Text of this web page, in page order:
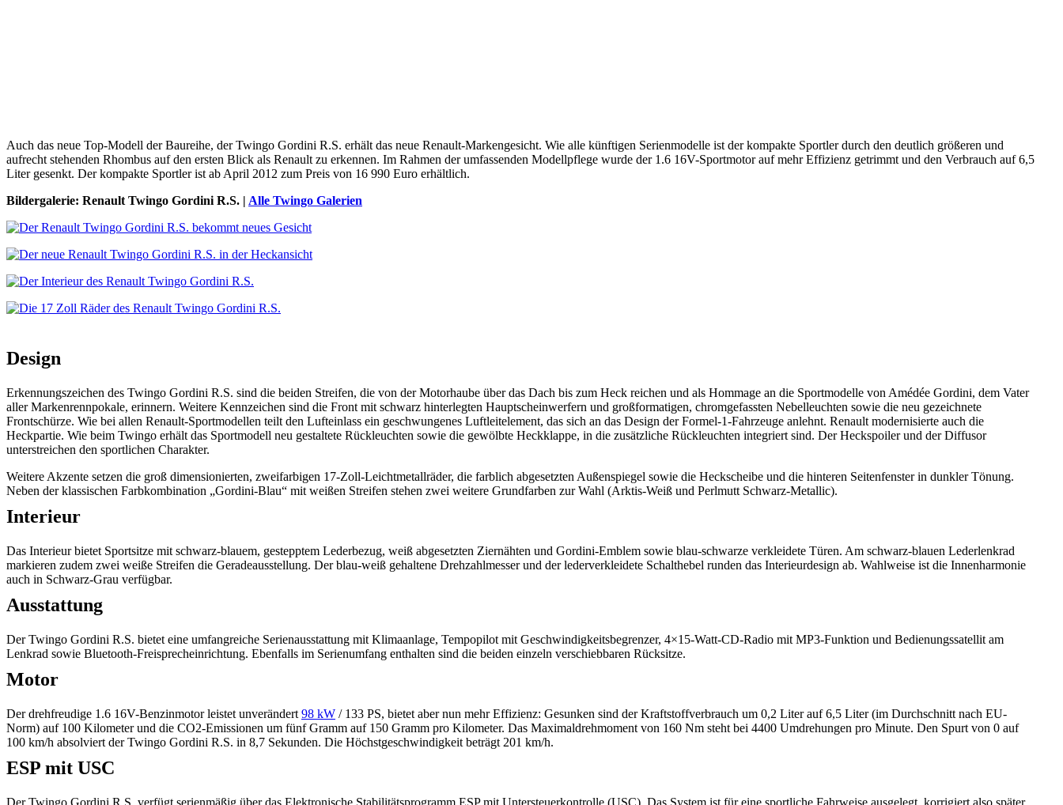
Auch das neue Top-Modell der Baureihe, der Twingo Gordini R.S. erhält das neue Renault-Markengesicht. Wie alle künftigen Serienmodelle ist der kompakte Sportler durch den deutlich größeren und
aufrecht stehenden Rhombus auf den ersten Blick als Renault zu erkennen. Im Rahmen der umfassenden Modellpflege wurde der 1.6 16V-Sportmotor auf mehr Effizienz getrimmt und den Verbrauch auf 6,5
Liter gesenkt. Der kompakte Sportler ist ab April 2012 zum Preis von 16 990 Euro erhältlich.
Bildergalerie: Renault Twingo Gordini R.S. | Alle Twingo Galerien
Design
Erkennungszeichen des Twingo Gordini R.S. sind die beiden Streifen, die von der Motorhaube über das Dach bis zum Heck reichen und als Hommage an die Sportmodelle von Amédée Gordini, dem Vater
aller Markenrennpokale, erinnern. Weitere Kennzeichen sind die Front mit schwarz hinterlegten Hauptscheinwerfern und großformatigen, chromgefassten Nebelleuchten sowie die neu gezeichnete
Frontschürze. Wie bei allen Renault-Sportmodellen teilt den Lufteinlass ein geschwungenes Luftleitelement, das sich an das Design der Formel-1-Fahrzeuge anlehnt. Renault modernisierte auch die
Heckpartie. Wie beim Twingo erhält das Sportmodell neu gestaltete Rückleuchten sowie die gewölbte Heckklappe, in die zusätzliche Rückleuchten integriert sind. Der Heckspoiler und der Diffusor
unterstreichen den sportlichen Charakter.
Weitere Akzente setzen die groß dimensionierten, zweifarbigen 17-Zoll-Leichtmetallräder, die farblich abgesetzten Außenspiegel sowie die Heckscheibe und die hinteren Seitenfenster in dunkler Tönung.
Neben der klassischen Farbkombination „Gordini-Blau“ mit weißen Streifen stehen zwei weitere Grundfarben zur Wahl (Arktis-Weiß und Perlmutt Schwarz-Metallic).
Interieur
Das Interieur bietet Sportsitze mit schwarz-blauem, gestepptem Lederbezug, weiß abgesetzten Ziernähten und Gordini-Emblem sowie blau-schwarze verkleidete Türen. Am schwarz-blauen Lederlenkrad
markieren zudem zwei weiße Streifen die Geradeausstellung. Der blau-weiß gehaltene Drehzahlmesser und der lederverkleidete Schalthebel runden das Interieurdesign ab. Wahlweise ist die Innenharmonie
auch in Schwarz-Grau verfügbar.
Ausstattung
Der Twingo Gordini R.S. bietet eine umfangreiche Serienausstattung mit Klimaanlage, Tempopilot mit Geschwindigkeitsbegrenzer, 4×15-Watt-CD-Radio mit MP3-Funktion und Bedienungssatellit am
Lenkrad sowie Bluetooth-Freisprecheinrichtung. Ebenfalls im Serienumfang enthalten sind die beiden einzeln verschiebbaren Rücksitze.
Motor
Der drehfreudige 1.6 16V-Benzinmotor leistet unverändert 98 kW / 133 PS, bietet aber nun mehr Effizienz: Gesunken sind der Kraftstoffverbrauch um 0,2 Liter auf 6,5 Liter (im Durchschnitt nach EU-
Norm) auf 100 Kilometer und die CO2-Emissionen um fünf Gramm auf 150 Gramm pro Kilometer. Das Maximaldrehmoment von 160 Nm steht bei 4400 Umdrehungen pro Minute. Den Spurt von 0 auf
100 km/h absolviert der Twingo Gordini R.S. in 8,7 Sekunden. Die Höchstgeschwindigkeit beträgt 201 km/h.
ESP mit USC
Der Twingo Gordini R.S. verfügt serienmäßig über das Elektronische Stabilitätsprogramm ESP mit Untersteuerkontrolle (USC). Das System ist für eine sportliche Fahrweise ausgelegt, korrigiert also später